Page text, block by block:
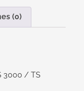
(0)
3000 / TS